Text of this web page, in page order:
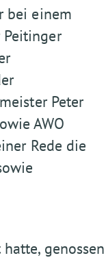
bei einem
Peter
AWO
Rede die
genossen